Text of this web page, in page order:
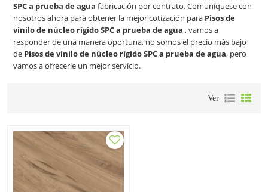
SPC a prueba de agua fabricación por contrato. Comuníquese con
nosotros ahora para obtener la mejor cotización para Pisos de
vinilo de núcleo rígido SPC a prueba de agua , vamos a
responder de una manera oportuna, no somos el precio más bajo
de Pisos de vinilo de núcleo rígido SPC a prueba de agua, pero
vamos a ofrecerle un mejor servicio.
Ver